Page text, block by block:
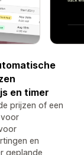
en timer
prijzen of een
en
geplande